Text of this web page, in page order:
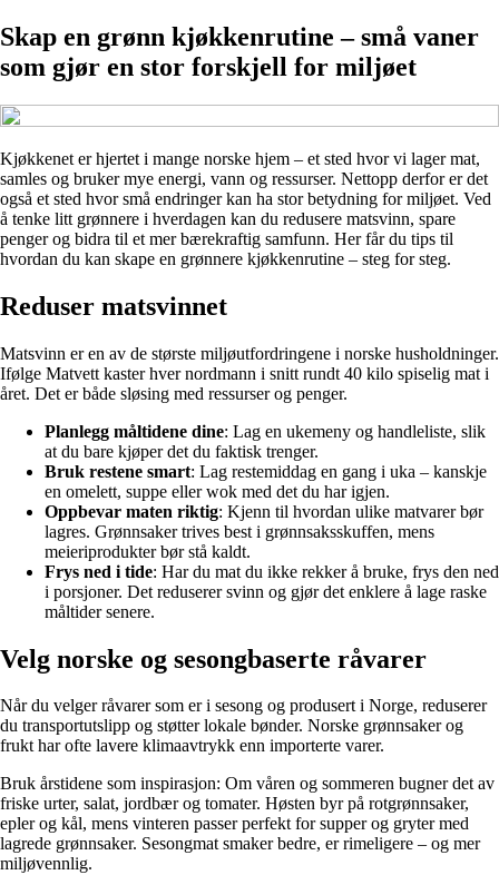
Skap en grønn kjøkkenrutine – små vaner
som gjør en stor forskjell for miljøet
Kjøkkenet er hjertet i mange norske hjem – et sted hvor vi lager mat,
samles og bruker mye energi, vann og ressurser. Nettopp derfor er det
også et sted hvor små endringer kan ha stor betydning for miljøet. Ved
å tenke litt grønnere i hverdagen kan du redusere matsvinn, spare
penger og bidra til et mer bærekraftig samfunn. Her får du tips til
hvordan du kan skape en grønnere kjøkkenrutine – steg for steg.
Reduser matsvinnet
Matsvinn er en av de største miljøutfordringene i norske husholdninger.
Ifølge Matvett kaster hver nordmann i snitt rundt 40 kilo spiselig mat i
året. Det er både sløsing med ressurser og penger.
Planlegg måltidene dine: Lag en ukemeny og handleliste, slik
at du bare kjøper det du faktisk trenger.
Bruk restene smart: Lag restemiddag en gang i uka – kanskje
en omelett, suppe eller wok med det du har igjen.
Oppbevar maten riktig: Kjenn til hvordan ulike matvarer bør
lagres. Grønnsaker trives best i grønnsaksskuffen, mens
meieriprodukter bør stå kaldt.
Frys ned i tide: Har du mat du ikke rekker å bruke, frys den ned
i porsjoner. Det reduserer svinn og gjør det enklere å lage raske
måltider senere.
Velg norske og sesongbaserte råvarer
Når du velger råvarer som er i sesong og produsert i Norge, reduserer
du transportutslipp og støtter lokale bønder. Norske grønnsaker og
frukt har ofte lavere klimaavtrykk enn importerte varer.
Bruk årstidene som inspirasjon: Om våren og sommeren bugner det av
friske urter, salat, jordbær og tomater. Høsten byr på rotgrønnsaker,
epler og kål, mens vinteren passer perfekt for supper og gryter med
lagrede grønnsaker. Sesongmat smaker bedre, er rimeligere – og mer
miljøvennlig.